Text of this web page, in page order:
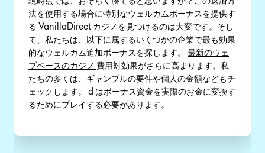
法を使用する場合に特別なウェルカムボーナスを提供す
る VanillaDirect カジノを見つけるのは大変です。そし
て、私たちは、以下に属するいくつかの企業で最も効果
的なウェルカム追加ボーナスを探します。 最新のウェ
ブベースのカジノ 費用対効果がさらに高まります。私
たちの多くは、ギャンブルの要件や個人の金額などもチ
ェックします。 d はボーナス資金を実際のお金に変換す
るためにプレイする必要があります。